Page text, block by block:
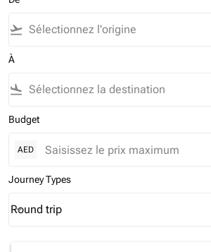
flight_takeoff
À
flight_land
Budget
AED
Journey Types
Journey Types option Round trip Selected
Round trip
keyboard_arrow_down